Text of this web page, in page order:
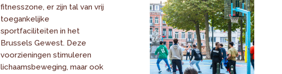
fitnesszone, er zijn tal van vrij
toegankelijke
sportfaciliteiten in het
Brussels Gewest. Deze
voorzieningen stimuleren
lichaamsbeweging, maar ook